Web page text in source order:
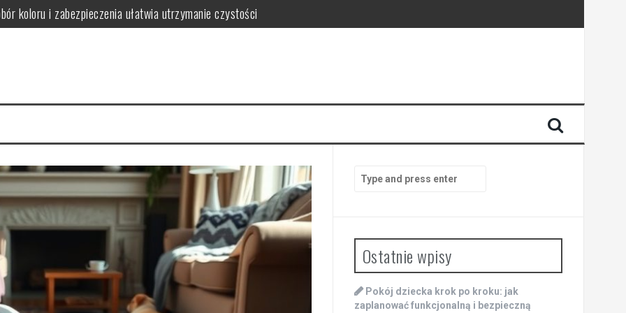
koloru i zabezpieczenia ułatwia utrzymanie czystości
funkcjonalne i stylowe rozwiązania oszczędzające miejsce
warto postawić na spójność i wygodę użytkowania
funkcjonalną i bezpieczną przestrzeń dla rozwoju i zabawy
for:
Ostatnie wpisy
Pokój dziecka krok po kroku: jak
zaplanować funkcjonalną i bezpieczną